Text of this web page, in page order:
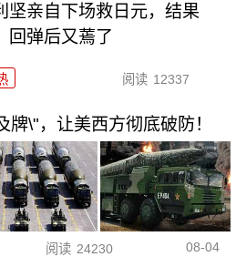
坚亲自下场救日元，结果
回弹后又蔫了
阅读 12337
牌\"，让美西方彻底破防！
阅读 24230 08-04